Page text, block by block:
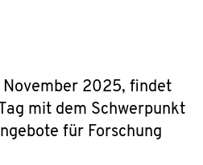
November 2025, findet
mit dem Schwerpunkt
für Forschung